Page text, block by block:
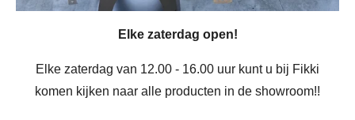
Elke zaterdag open!
Elke zaterdag van 12.00 - 16.00 uur kunt u bij Fikki
komen kijken naar alle producten in de showroom!!